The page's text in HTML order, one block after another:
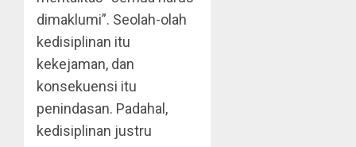
dimaklumi”. Seolah-olah
kedisiplinan itu
kekejaman, dan
konsekuensi itu
penindasan. Padahal,
kedisiplinan justru